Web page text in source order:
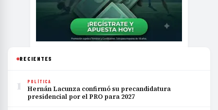
RECIENTES
1 POLÍTICA
Hernán Lacunza confirmó su precandidatura
presidencial por el PRO para 2027